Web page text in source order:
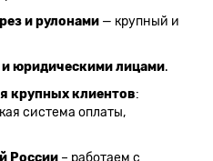
и рулонами — крупный и
юридическими лицами.
крупных клиентов:
система оплаты,
России – работаем с